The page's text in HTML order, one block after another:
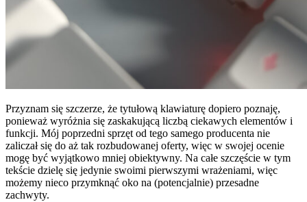
Przyznam się szczerze, że tytułową klawiaturę dopiero poznaję,
ponieważ wyróżnia się zaskakującą liczbą ciekawych elementów i
funkcji. Mój poprzedni sprzęt od tego samego producenta nie
zaliczał się do aż tak rozbudowanej oferty, więc w swojej ocenie
mogę być wyjątkowo mniej obiektywny. Na całe szczęście w tym
tekście dzielę się jedynie swoimi pierwszymi wrażeniami, więc
możemy nieco przymknąć oko na (potencjalnie) przesadne
zachwyty.